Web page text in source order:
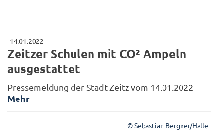
14.01.2022
Zeitzer Schulen mit CO² Ampeln
ausgestattet
Pressemeldung der Stadt Zeitz vom 14.01.2022
Mehr
© Sebastian Bergner/Halle